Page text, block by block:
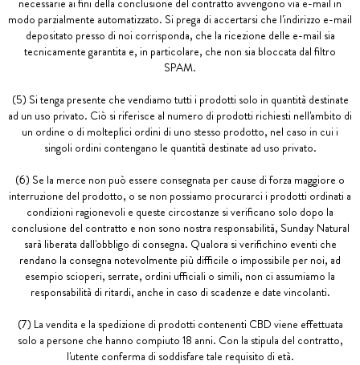
necessarie ai fini della conclusione del contratto avvengono via e-mail in
modo parzialmente automatizzato. Si prega di accertarsi che l'indirizzo e-mail
depositato presso di noi corrisponda, che la ricezione delle e-mail sia
tecnicamente garantita e, in particolare, che non sia bloccata dal filtro
SPAM.
(5) Si tenga presente che vendiamo tutti i prodotti solo in quantità destinate
ad un uso privato. Ciò si riferisce al numero di prodotti richiesti nell'ambito di
un ordine o di molteplici ordini di uno stesso prodotto, nel caso in cui i
singoli ordini contengano le quantità destinate ad uso privato.
(6) Se la merce non può essere consegnata per cause di forza maggiore o
interruzione del prodotto, o se non possiamo procurarci i prodotti ordinati a
condizioni ragionevoli e queste circostanze si verificano solo dopo la
conclusione del contratto e non sono nostra responsabilità, Sunday Natural
sarà liberata dall'obbligo di consegna. Qualora si verifichino eventi che
rendano la consegna notevolmente più difficile o impossibile per noi, ad
esempio scioperi, serrate, ordini ufficiali o simili, non ci assumiamo la
responsabilità di ritardi, anche in caso di scadenze e date vincolanti.
(7) La vendita e la spedizione di prodotti contenenti CBD viene effettuata
solo a persone che hanno compiuto 18 anni. Con la stipula del contratto,
l'utente conferma di soddisfare tale requisito di età.